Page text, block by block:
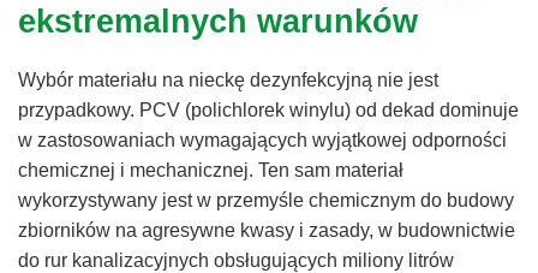
ekstremalnych warunków
Wybór materiału na nieckę dezynfekcyjną nie jest
przypadkowy. PCV (polichlorek winylu) od dekad dominuje
w zastosowaniach wymagających wyjątkowej odporności
chemicznej i mechanicznej. Ten sam materiał
wykorzystywany jest w przemyśle chemicznym do budowy
zbiorników na agresywne kwasy i zasady, w budownictwie
do rur kanalizacyjnych obsługujących miliony litrów